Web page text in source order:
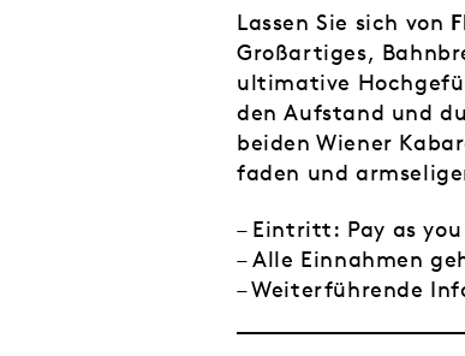
‎Lassen Sie sich von
Großartiges,
ultimative
den Aufstand und
beiden Wiener
faden und
– Eintritt: Pay as
– Alle Einnahmen
– Weiterführende